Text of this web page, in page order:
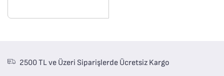
• Thermo-Signal™
2500 TL ve Üzeri Siparişlerde Ücretsiz Kargo